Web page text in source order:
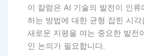
이 칼럼은 AI 기술의 발전이 인
하는 방법에 대한 균형 잡힌 시각
새로운 지평을 여는 중요한 발전
인 논의가 필요합니다.